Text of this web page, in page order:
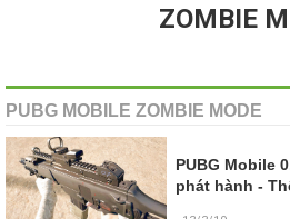
ZOMBIE
PUBG MOBILE ZOMBIE MODE
PUBG Mobile
phát hành -